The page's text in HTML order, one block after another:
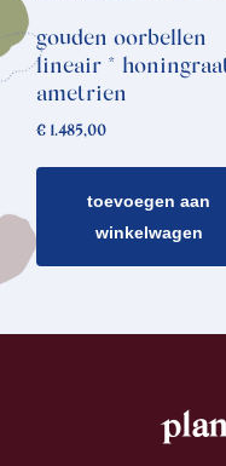
gouden oorbellen
lineair *
ametrien
€ 1.485,00
toevoegen aan
winkelwagen